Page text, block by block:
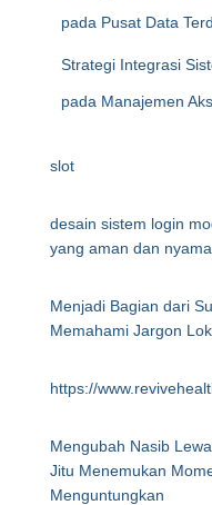
pada Pusat Data
Strategi Integrasi
pada Manajemen
slot
desain sistem login
yang aman dan
Menjadi Bagian dari
Memahami Jargon
https://
Mengubah Nasib
Jitu Menemukan
Menguntungkan